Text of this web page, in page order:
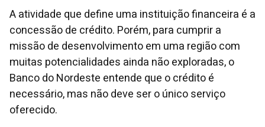
A atividade que define uma instituição financeira é a
concessão de crédito. Porém, para cumprir a
missão de desenvolvimento em uma região com
muitas potencialidades ainda não exploradas, o
Banco do Nordeste entende que o crédito é
necessário, mas não deve ser o único serviço
oferecido.